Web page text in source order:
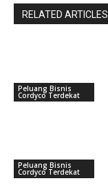
RELATED ARTICLES
Peluang Bisnis
Cordyco Terdekat
Peluang Bisnis
Cordyco Terdekat